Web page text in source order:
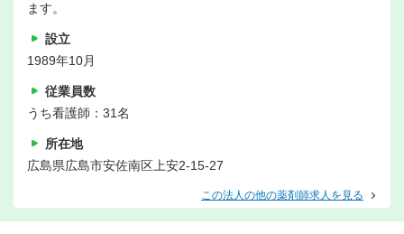
ます。
設立
1989年10月
従業員数
うち看護師：31名
所在地
広島県広島市安佐南区上安2-15-27
この法人の他の薬剤師求人を見る